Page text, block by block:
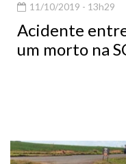
11/10/2019 - 13h29
Acidente
um morto na